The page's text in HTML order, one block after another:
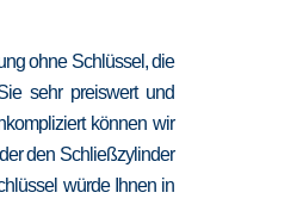
ohne Schlüssel, die
sehr preiswert und
können wir
den Schließzylinder
würde Ihnen in